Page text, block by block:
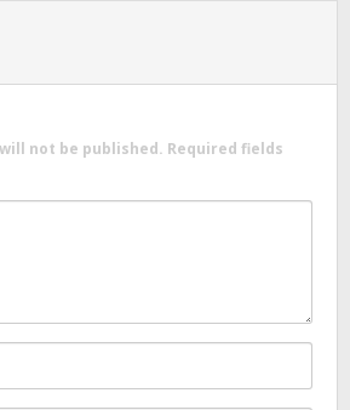
not be published. Required fields